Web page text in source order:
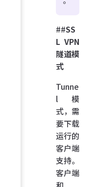
##SS
L VPN
隧道模
式
Tunne
l 模
式，需
要下载
运行的
客户端
支持。
客户端